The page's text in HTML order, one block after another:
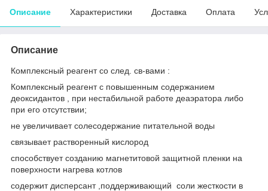
Описание Характеристики Доставка Оплата
Описание
Комплексный реагент со след. св-вами :
Комплексный реагент с повышенным содержанием
деоксидантов , при нестабильной работе деаэратора либо
при его отсутствии;
не увеличивает солесодержание питательной воды
связывает растворенный кислород
способствует созданию магнетитовой защитной пленки на
поверхности нагрева котлов
содержит дисперсант ,поддерживающий соли жесткости в